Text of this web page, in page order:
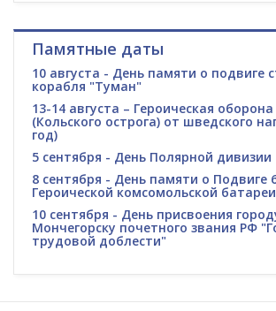
Памятные даты
10 августа - День памяти о подвиге
корабля "Туман"
13-14 августа – Героическая
(Кольского острога) от шведского
год)
5 сентября - День Полярной дивизии
8 сентября - День памяти о Подвиге
Героической комсомольской батареи
10 сентября - День присвоения
Мончегорску почетного звания РФ
трудовой доблести"